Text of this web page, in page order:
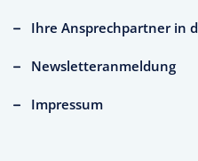
Ihre Ansprechpartner in
Newsletteranmeldung
Impressum